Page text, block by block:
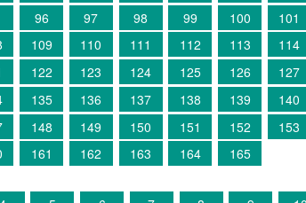
96 97 98 99 100 101
109 110 111 112 113 114
122 123 124 125 126 127
135 136 137 138 139 140
148 149 150 151 152 153
161 162 163 164 165